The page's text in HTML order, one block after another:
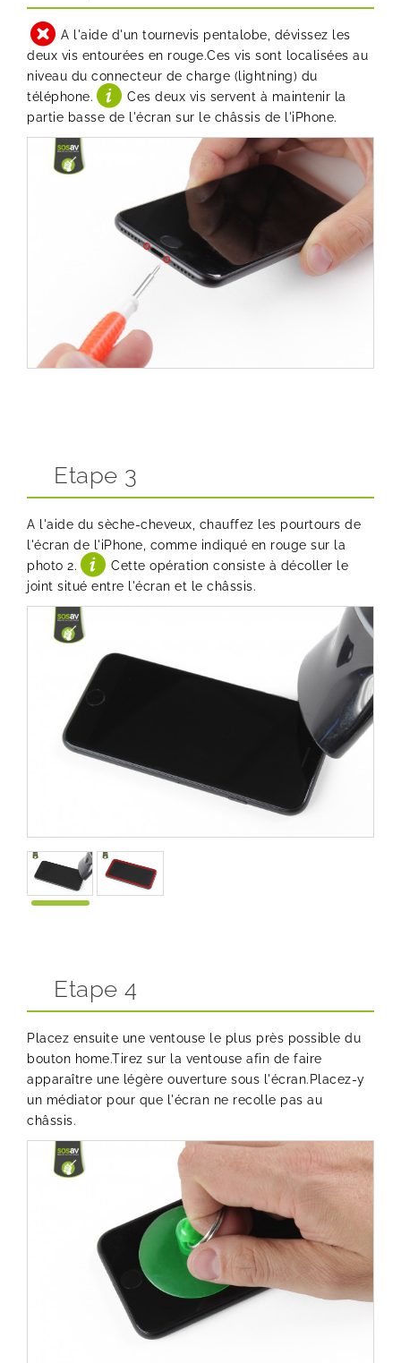
A l'aide d'un tournevis pentalobe, dévissez les
deux vis entourées en rouge.Ces vis sont localisées au
niveau du connecteur de charge (lightning) du
téléphone.
Ces deux vis servent à maintenir la
partie basse de l'écran sur le châssis de l'iPhone.
Etape 3
A l'aide du sèche-cheveux, chauffez les pourtours de
l'écran de l'iPhone, comme indiqué en rouge sur la
photo 2.
Cette opération consiste à décoller le
joint situé entre l'écran et le châssis.
Etape 4
Placez ensuite une ventouse le plus près possible du
bouton home.Tirez sur la ventouse afin de faire
apparaître une légère ouverture sous l'écran.Placez-y
un médiator pour que l'écran ne recolle pas au
châssis.